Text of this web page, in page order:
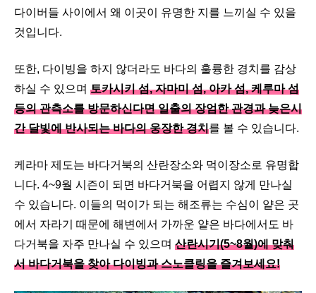
다이버들 사이에서 왜 이곳이 유명한 지를 느끼실 수 있을
것입니다.
또한, 다이빙을 하지 않더라도 바다의 훌륭한 경치를 감상
하실 수 있으며 토카시키 섬, 자마미 섬, 아카 섬, 케루마 섬
등의 관측소를 방문하신다면 일출의 장엄한 관경과 늦은시
간 달빛에 반사되는 바다의 웅장한 경치를 볼 수 있습니다.
케라마 제도는 바다거북의 산란장소와 먹이장소로 유명합
니다. 4~9월 시즌이 되면 바다거북을 어렵지 않게 만나실
수 있습니다. 이들의 먹이가 되는 해조류는 수심이 얕은 곳
에서 자라기 때문에 해변에서 가까운 얕은 바다에서도 바
다거북을 자주 만나실 수 있으며 산란시기(5~8월)에 맞춰
서 바다거북을 찾아 다이빙과 스노클링을 즐겨보세요!